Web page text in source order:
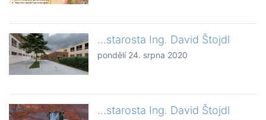
...starosta Ing. David Štojdl
pondělí 24. srpna 2020
...starosta Ing. David Štojdl